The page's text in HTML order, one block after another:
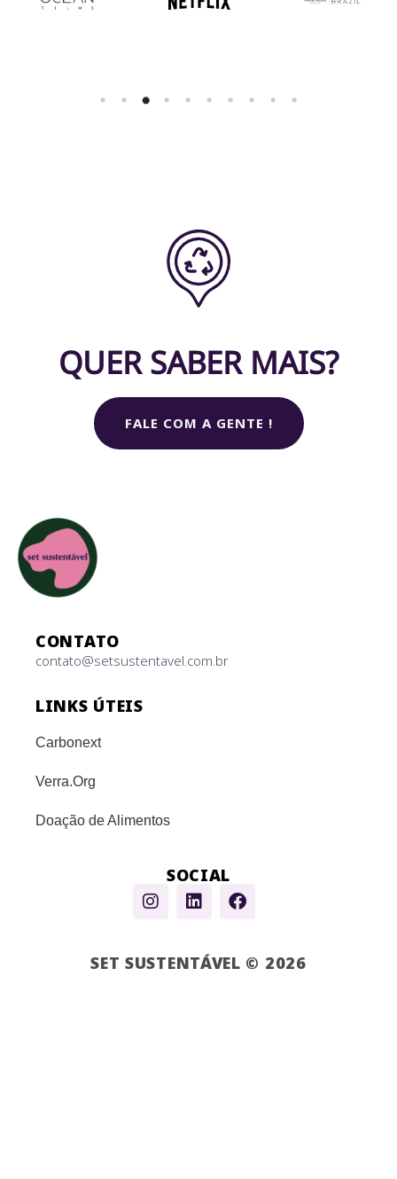
QUER SABER MAIS?
FALE COM A GENTE !
CONTATO
contato@setsustentavel.com.br
LINKS ÚTEIS
Carbonext
Verra.Org
Doação de Alimentos
SOCIAL
SET SUSTENTÁVEL © 2026